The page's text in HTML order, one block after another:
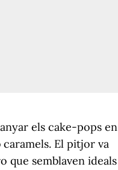
els cake-pops en
caramels. El pitjor va
que semblaven ideals